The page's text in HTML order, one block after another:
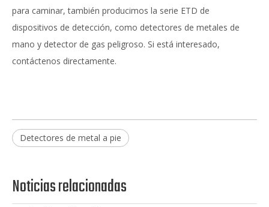
para caminar, también producimos la serie ETD de
dispositivos de detección, como detectores de metales de
mano y detector de gas peligroso. Si está interesado,
contáctenos directamente.
Detectores de metal a pie
Noticias relacionadas